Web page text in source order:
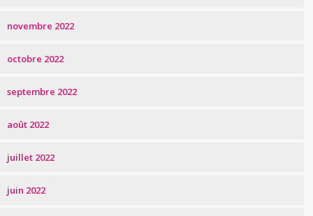
novembre 2022
octobre 2022
septembre 2022
août 2022
juillet 2022
juin 2022